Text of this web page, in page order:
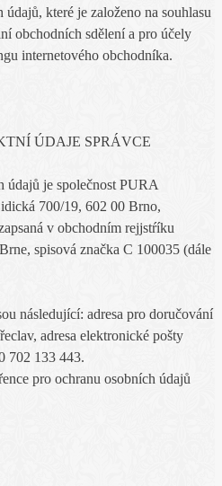
které je založeno na souhlasu
obchodních sdělení a pro účely
internetového obchodníka.
ÚDAJE SPRÁVCE
údajů je společnost PURA
700/19, 602 00 Brno,
v obchodním rejjstŕíku
spisová značka C 100035 (dále
následující: adresa pro doručování
adresa elektronické pošty
702 133 443.
pro ochranu osobních údajů